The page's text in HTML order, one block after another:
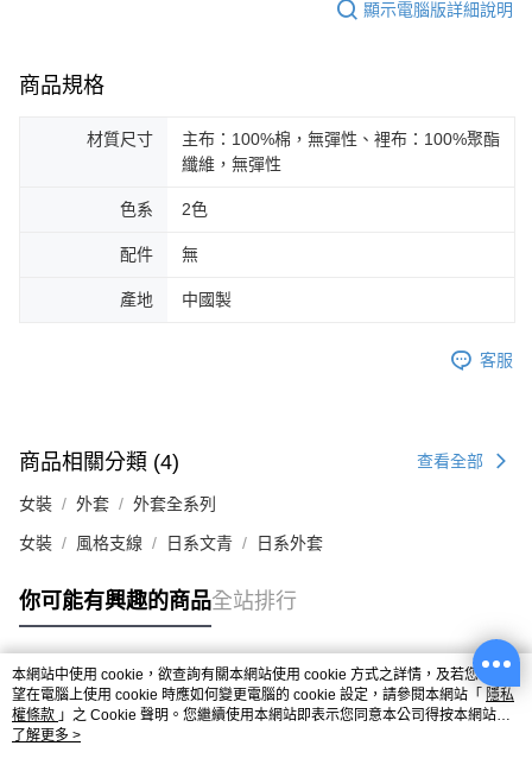
顯示電腦版詳細說明
商品規格
材質尺寸
主布：100%棉，無彈性、裡布：100%聚酯
纖維，無彈性
色系 2色
配件 無
產地 中國製
客服
商品相關分類 (4) 查看全部
女裝 外套 外套全系列
女裝 風格支線 日系文青 日系外套
你可能有興趣的商品全站排行
熱門標籤
本網站中使用 cookie，欲查詢有關本網站使用 cookie 方式之詳情，及若您不希
望在電腦上使用 cookie 時應如何變更電腦的 cookie 設定，請參閱本網站「 隱私
權條款 」之 Cookie 聲明。您繼續使用本網站即表示您同意本公司得按本網站使
用條款之 Cookie 聲明使用 cookie。
了解更多 >